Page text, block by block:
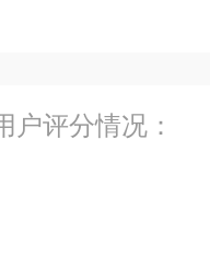
户评分情况：